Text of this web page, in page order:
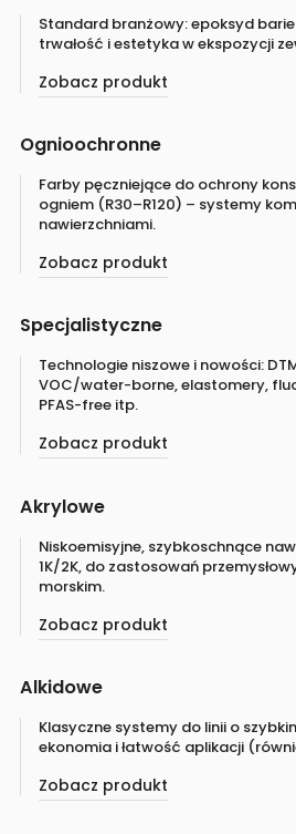
Standard branżowy: epoksyd
trwałość i estetyka w ekspozycji
Zobacz produkt
Ognioochronne
Farby pęczniejące do ochrony
ogniem (R30–R120) – systemy
nawierzchniami.
Zobacz produkt
Specjalistyczne
Technologie niszowe i nowości:
VOC/water-borne, elastomery,
PFAS-free itp.
Zobacz produkt
Akrylowe
Niskoemisyjne, szybkoschnące
1K/2K, do zastosowań
morskim.
Zobacz produkt
Alkidowe
Klasyczne systemy do linii o
ekonomia i łatwość aplikacji
Zobacz produkt